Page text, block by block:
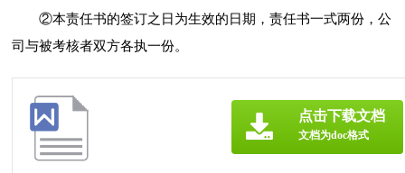
②本责任书的签订之日为生效的日期，责任书一式两份，公
司与被考核者双方各执一份。
点击下载文档
文档为doc格式